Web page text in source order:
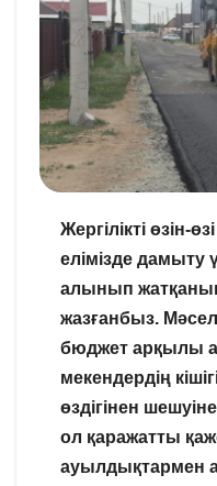
Жергілікті өзін-
елімізде дамыту
алынып
жазғанбыз.
бюджет арқылы
мекендердің
өздігінен
ол қаражатты
ауылдықтармен